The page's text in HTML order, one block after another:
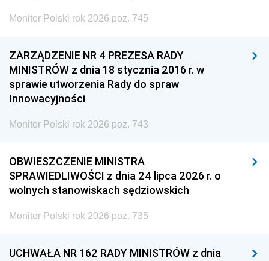
Monitor Polski rok 2026 poz. 745
ZARZĄDZENIE NR 4 PREZESA RADY
MINISTRÓW z dnia 18 stycznia 2016 r. w
sprawie utworzenia Rady do spraw
Innowacyjności
Monitor Polski rok 2026 poz. 743
OBWIESZCZENIE MINISTRA
SPRAWIEDLIWOŚCI z dnia 24 lipca 2026 r. o
wolnych stanowiskach sędziowskich
Monitor Polski rok 2026 poz. 735
UCHWAŁA NR 162 RADY MINISTRÓW z dnia